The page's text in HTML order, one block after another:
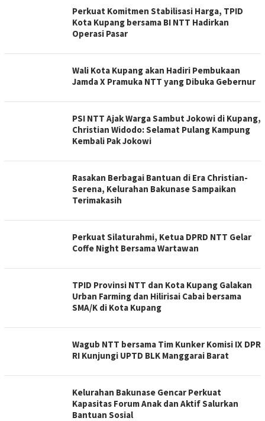
Perkuat Komitmen Stabilisasi Harga, TPID
Kota Kupang bersama BI NTT Hadirkan
Operasi Pasar
Wali Kota Kupang akan Hadiri Pembukaan
Jamda X Pramuka NTT yang Dibuka Gebernur
PSI NTT Ajak Warga Sambut Jokowi di Kupang,
Christian Widodo: Selamat Pulang Kampung
Kembali Pak Jokowi
Rasakan Berbagai Bantuan di Era Christian-
Serena, Kelurahan Bakunase Sampaikan
Terimakasih
Perkuat Silaturahmi, Ketua DPRD NTT Gelar
Coffe Night Bersama Wartawan
TPID Provinsi NTT dan Kota Kupang Galakan
Urban Farming dan Hilirisai Cabai bersama
SMA/K di Kota Kupang
Wagub NTT bersama Tim Kunker Komisi IX DPR
RI Kunjungi UPTD BLK Manggarai Barat
Kelurahan Bakunase Gencar Perkuat
Kapasitas Forum Anak dan Aktif Salurkan
Bantuan Sosial